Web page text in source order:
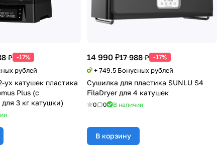
₽ -17%
рублей
ух катушек пластика
Plus (с
3 кг катушки)
14 990 ₽17 988 ₽ -17%
+ 749.5 Бонусных рублей
Сушилка для пластика SUNLU S4
FilaDryer для 4 катушек
0 0 В наличии
В корзину